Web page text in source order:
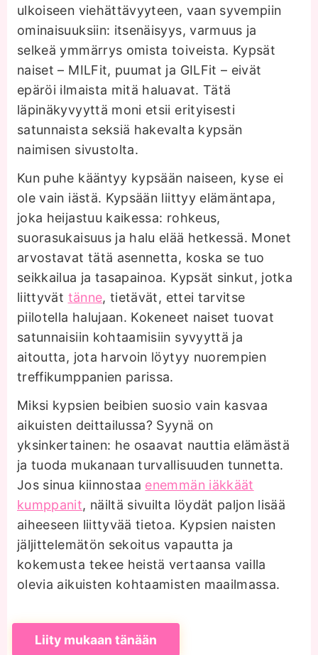
ulkoiseen viehättävyyteen, vaan syvempiin
ominaisuuksiin: itsenäisyys, varmuus ja
selkeä ymmärrys omista toiveista. Kypsät
naiset – MILFit, puumat ja GILFit – eivät
epäröi ilmaista mitä haluavat. Tätä
läpinäkyvyyttä moni etsii erityisesti
satunnaista seksiä hakevalta kypsän
naimisen sivustolta.
Kun puhe kääntyy kypsään naiseen, kyse ei
ole vain iästä. Kypsään liittyy elämäntapa,
joka heijastuu kaikessa: rohkeus,
suorasukaisuus ja halu elää hetkessä. Monet
arvostavat tätä asennetta, koska se tuo
seikkailua ja tasapainoa. Kypsät sinkut, jotka
liittyvät tänne, tietävät, ettei tarvitse
piilotella halujaan. Kokeneet naiset tuovat
satunnaisiin kohtaamisiin syvyyttä ja
aitoutta, jota harvoin löytyy nuorempien
treffikumppanien parissa.
Miksi kypsien beibien suosio vain kasvaa
aikuisten deittailussa? Syynä on
yksinkertainen: he osaavat nauttia elämästä
ja tuoda mukanaan turvallisuuden tunnetta.
Jos sinua kiinnostaa enemmän iäkkäät
kumppanit, näiltä sivuilta löydät paljon lisää
aiheeseen liittyvää tietoa. Kypsien naisten
jäljittelemätön sekoitus vapautta ja
kokemusta tekee heistä vertaansa vailla
olevia aikuisten kohtaamisten maailmassa.
Liity mukaan tänään